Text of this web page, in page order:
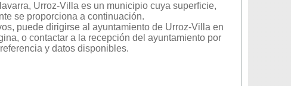
Urroz-Villa es un municipio cuya superficie,
se proporciona a continuación.
puede dirigirse al ayuntamiento de Urroz-Villa en
o contactar a la recepción del ayuntamiento por
y datos disponibles.